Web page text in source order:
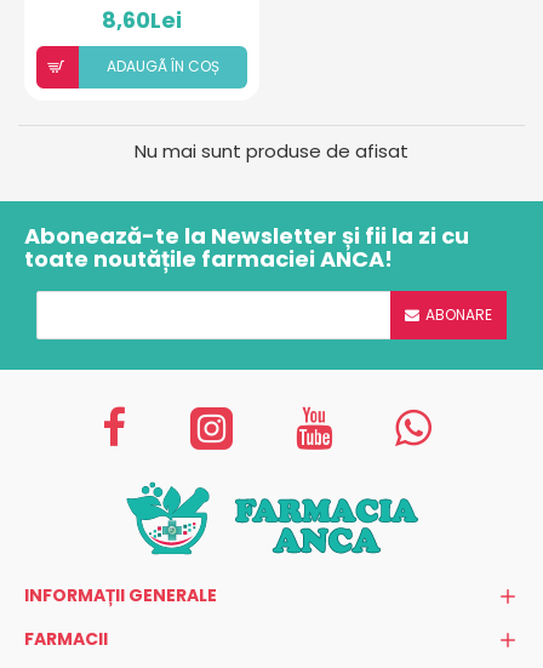
8,60Lei
ADAUGÃ ÎN COȘ
Nu mai sunt produse de afisat
Abonează-te la Newsletter și fii la zi cu
toate noutățile farmaciei ANCA!
ABONARE
INFORMAȚII GENERALE
FARMACII